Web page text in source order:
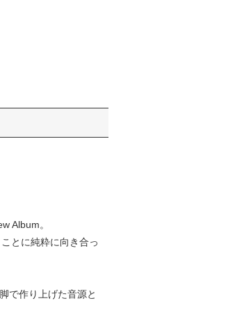
Album。
とに純粋に向き合っ
で作り上げた音源と